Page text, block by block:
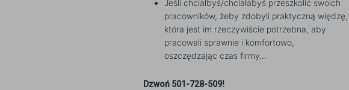
Jeśli chciałbyś/chciałabyś przeszkolić swoich
pracowników, żeby zdobyli praktyczną więdzę,
która jest im rzeczywiście potrzebna, aby
pracowali sprawnie i komfortowo,
oszczędzając czas firmy…
Dzwoń 501-728-509!